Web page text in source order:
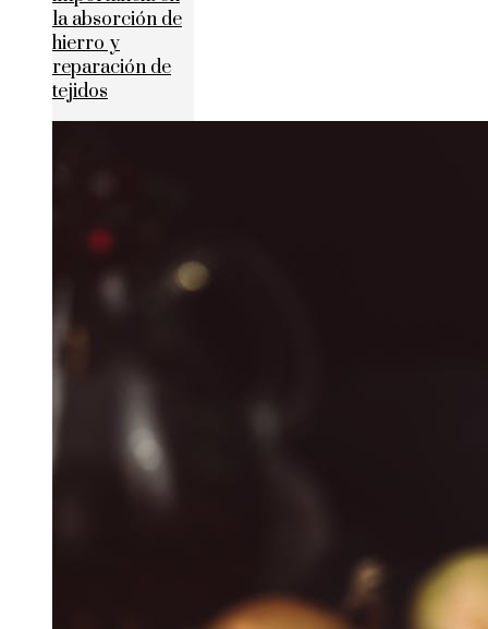
la absorción de
hierro y
reparación de
tejidos